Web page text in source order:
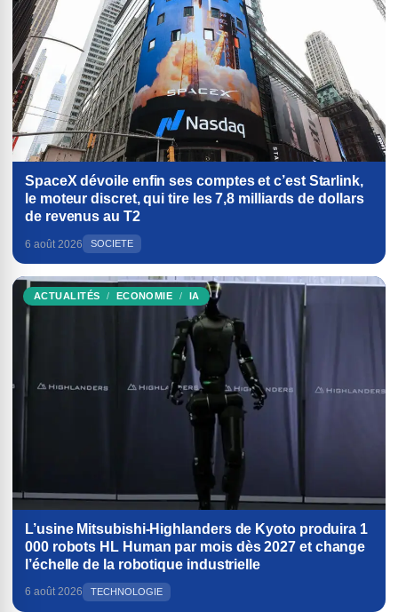
SpaceX dévoile enfin ses comptes et c’est Starlink,
le moteur discret, qui tire les 7,8 milliards de dollars
de revenus au T2
6 août 2026 SOCIETE
ACTUALITÉS ECONOMIE IA
L’usine Mitsubishi-Highlanders de Kyoto produira 1
000 robots HL Human par mois dès 2027 et change
l’échelle de la robotique industrielle
6 août 2026 TECHNOLOGIE